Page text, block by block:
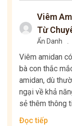
Viêm
Từ
Ẩn Danh .
Viêm amidan
bà con thắc
amidan, dù
ngại về khả
sẻ thêm thông
Đọc tiếp